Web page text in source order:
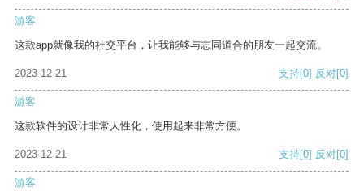
游客
这款app就像我的社交平台，让我能够与志同道合的朋友一起交流。
2023-12-21 支持[0] 反对[0]
游客
这款软件的设计非常人性化，使用起来非常方便。
2023-12-21 支持[0] 反对[0]
游客